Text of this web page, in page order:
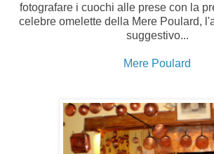
fotografare i cuochi alle prese con la
celebre omelette della Mere Poulard,
suggestivo...
Mere Poulard